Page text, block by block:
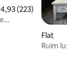
4,93 (223)
Flat
Ruim